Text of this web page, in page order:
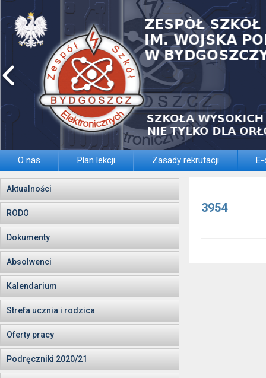
O nas Plan lekcji Zasady rekrutacji
Aktualności
RODO
Dokumenty
Absolwenci
Kalendarium
Strefa ucznia i rodzica
Oferty pracy
Podręczniki 2020/21
3954